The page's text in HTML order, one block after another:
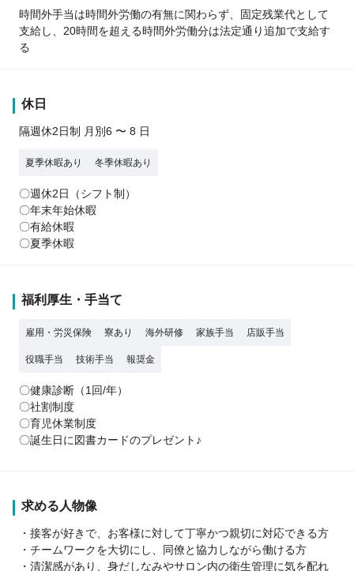
時間外手当は時間外労働の有無に関わらず、固定残業代として
支給し、20時間を超える時間外労働分は法定通り追加で支給す
る
休日
隔週休2日制 月別6 〜 8 日
夏季休暇あり 冬季休暇あり
〇週休2日（シフト制）
〇年末年始休暇
〇有給休暇
〇夏季休暇
福利厚生・手当て
雇用・労災保険 寮あり 海外研修 家族手当 店販手当
役職手当 技術手当 報奨金
〇健康診断（1回/年）
〇社割制度
〇育児休業制度
〇誕生日に図書カードのプレゼント♪
求める人物像
・接客が好きで、お客様に対して丁寧かつ親切に対応できる方
・チームワークを大切にし、同僚と協力しながら働ける方
・清潔感があり、身だしなみやサロン内の衛生管理に気を配れ